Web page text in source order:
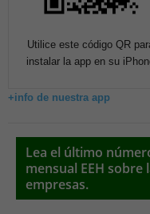
Utilice este código QR
instalar la app en su
+info de nuestra app
Lea el último
mensual EEH sobre
empresas.